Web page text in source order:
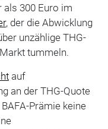
als 300 Euro im
, der die Abwicklung
unzählige THG-
tummeln.
auf
an der THG-Quote
Prämie keine